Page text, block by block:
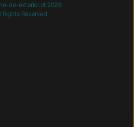
de-exterior.pt 2026
Rights Reserved.